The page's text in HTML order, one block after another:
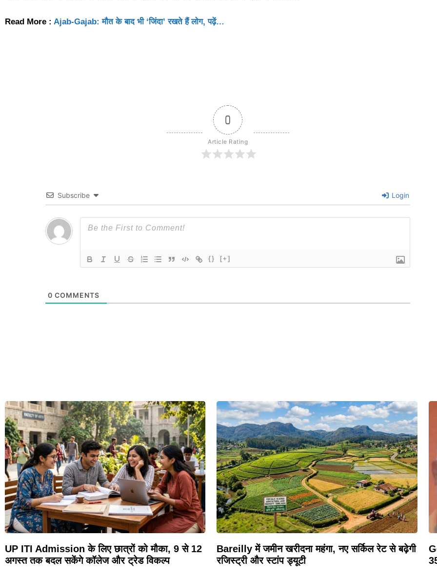
Read More : Ajab-Gajab: मौत के बाद भी ‘जिंदा’ रखते हैं लोग, पढ़ें…
0
Article Rating
Subscribe Login
{} [+]
0 COMMENTS
UP ITI Admission के लिए छात्रों को मौका, 9 से 12
अगस्त तक बदल सकेंगे कॉलेज और ट्रेड विकल्प
Bareilly में जमीन खरीदना महंगा, नए सर्किल रेट से बढ़ेगी
रजिस्ट्री और स्टांप ड्यूटी